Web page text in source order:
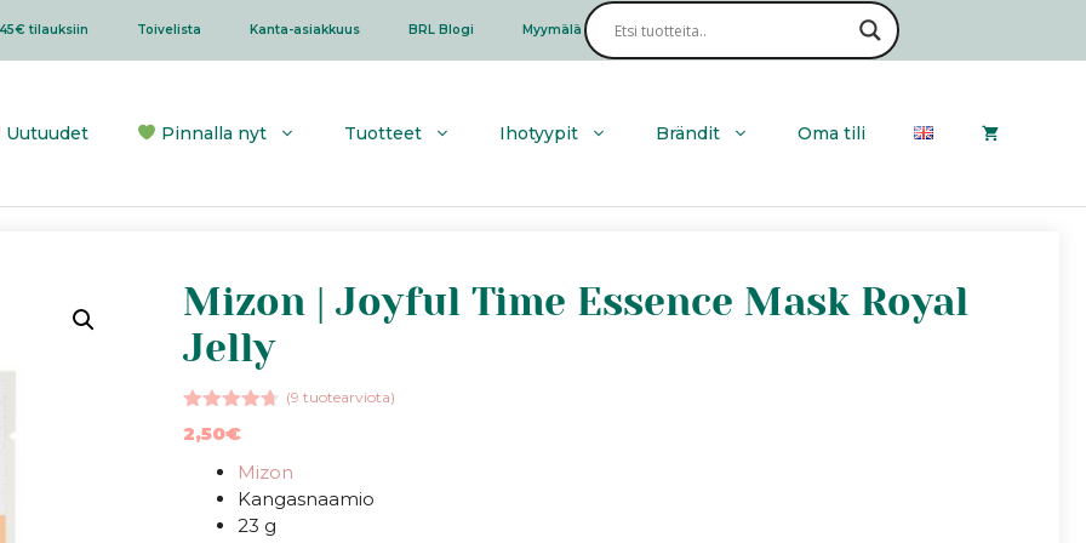
tilauksiin Toivelista Kanta-asiakkuus BRL Blogi Myymälä Haku
Uutuudet Pinnalla nyt Tuotteet Ihotyypit Brändit Oma tili
Mizon | Joyful Time Essence Mask Royal
Jelly
4.675:stä
(9 tuotearviota)
2,50€
Mizon
Kangasnaamio
23 g
Joyful
Essence
Jelly